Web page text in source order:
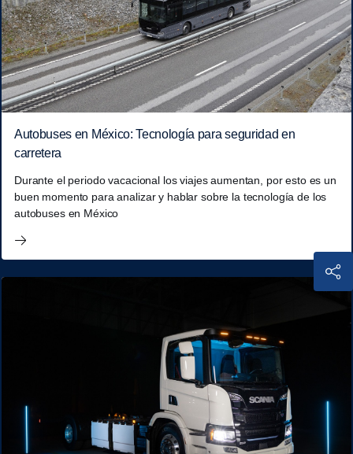
Autobuses en México: Tecnología para seguridad en
carretera
Durante el periodo vacacional los viajes aumentan, por esto es un
buen momento para analizar y hablar sobre la tecnología de los
autobuses en México